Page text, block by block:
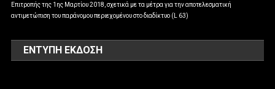
Επιτροπής της 1ης Μαρτίου 2018, σχετικά με τα μέτρα για την αποτελεσματική
αντιμετώπιση του παράνομου περιεχομένου στο διαδίκτυο (L 63)
ΕΝΤΥΠΗ ΕΚΔΟΣΗ